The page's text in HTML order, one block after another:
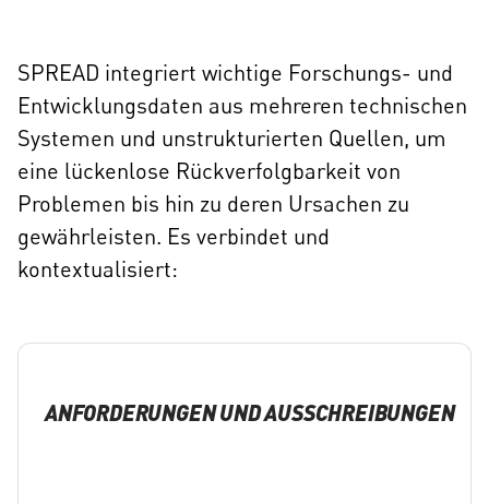
SPREAD integriert wichtige Forschungs- und
Entwicklungsdaten aus mehreren technischen
Systemen und unstrukturierten Quellen, um
eine lückenlose Rückverfolgbarkeit von
Problemen bis hin zu deren Ursachen zu
gewährleisten. Es verbindet und
kontextualisiert:
ANFORDERUNGEN UND AUSSCHREIBUNGEN